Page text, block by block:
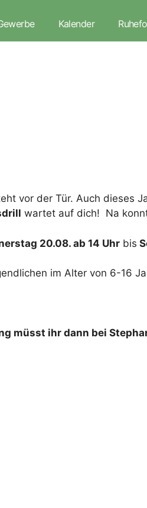
Kalender
vor der Tür. Auch dieses
wartet auf dich! Na
20.08. ab 14 Uhr bis
im Alter von 6-16
müsst ihr dann bei